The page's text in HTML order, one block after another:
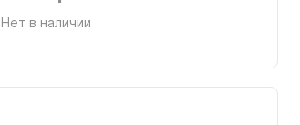
Нет в наличии